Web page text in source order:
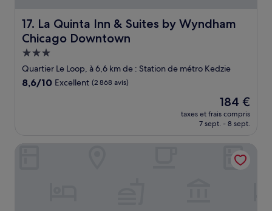
17. La Quinta Inn & Suites by Wyndham
Chicago Downtown
La Quinta Inn & Suites by Wyndham Chicago Downtown
Hébergement
3.0 étoiles
Quartier Le Loop, à 6,6 km de : Station de métro Kedzie
8.6
8,6/10 Excellent (2 868 avis)
Le
nouveau
prix
de
184 €
184 €
taxes et frais compris
7 sept. - 8 sept.